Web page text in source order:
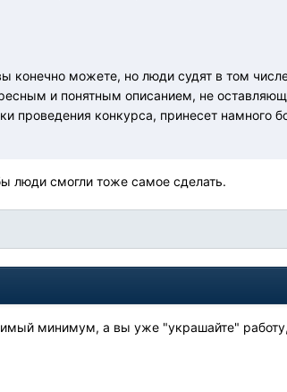
конечно можете, но люди судят в том
и понятным описанием, не
проведения конкурса, принесет намного
люди смогли тоже самое сделать.
минимум, а вы уже "украшайте" работу,